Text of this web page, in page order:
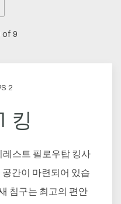
of 9
2
킹
스트 필로우탑 킹사
간이 마련되어 있습
침구는 최고의 편안